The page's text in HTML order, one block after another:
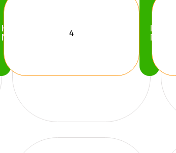
Köp
Nu
Köp
Nu